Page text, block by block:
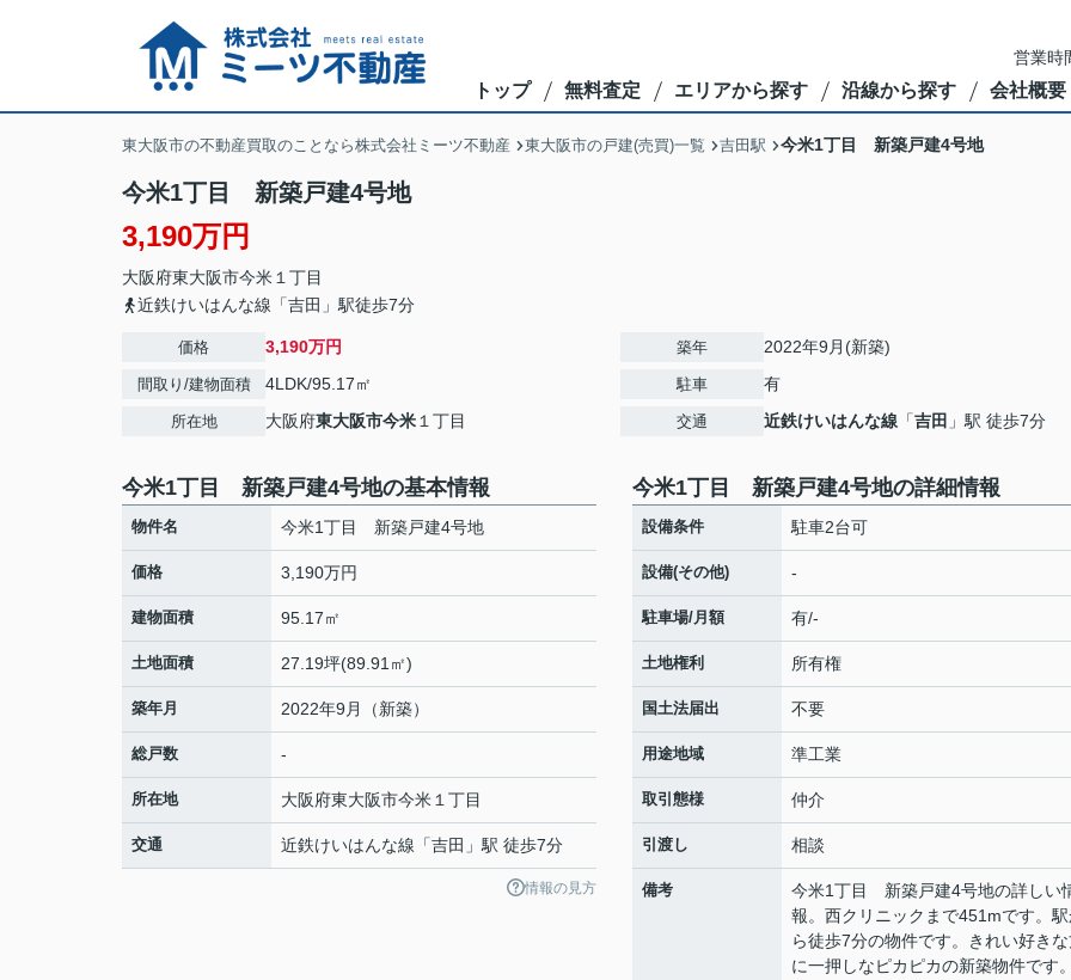
営業
トップ 無料査定 エリアから探す 沿線から探す 会社概要
東大阪市の不動産買取のことなら株式会社ミーツ不動産 東大阪市の戸建(売買)一覧 吉田駅 今米1丁目 新築戸建4号地
今米1丁目 新築戸建4号地
3,190万円
大阪府東大阪市今米 １丁目
近鉄けいはんな線「吉田」駅徒歩7分
価格 3,190万円
間取り/建物面積 4LDK/95.17㎡
所在地 大阪府東大阪市今米 １丁目
築年 2022年9月(新築)
駐車 有
交通 近鉄けいはんな線 「吉田 」駅 徒歩7分
今米1丁目 新築戸建4号地の基本情報
物件名 今米1丁目 新築戸建4号地
価格 3,190万円
建物面積 95.17㎡
土地面積 27.19坪(89.91㎡)
築年月 2022年9月（新築）
総戸数 -
所在地 大阪府東大阪市今米 １丁目
交通 近鉄けいはんな線 「吉田 」駅 徒歩7分
情報の見方
今米1丁目 新築戸建4号地の詳細情報
設備条件 駐車2台可
設備(その他) -
駐車場/月額 有/-
土地権利 所有権
国土法届出 不要
用途地域 準工業
取引態様 仲介
引渡し 相談
備考
今米1丁目 新築戸建4号地の詳しい
報。西クリニックまで451mです。
ら徒歩7分の物件です。きれい好き
に一押しなピカピカの新築物件です